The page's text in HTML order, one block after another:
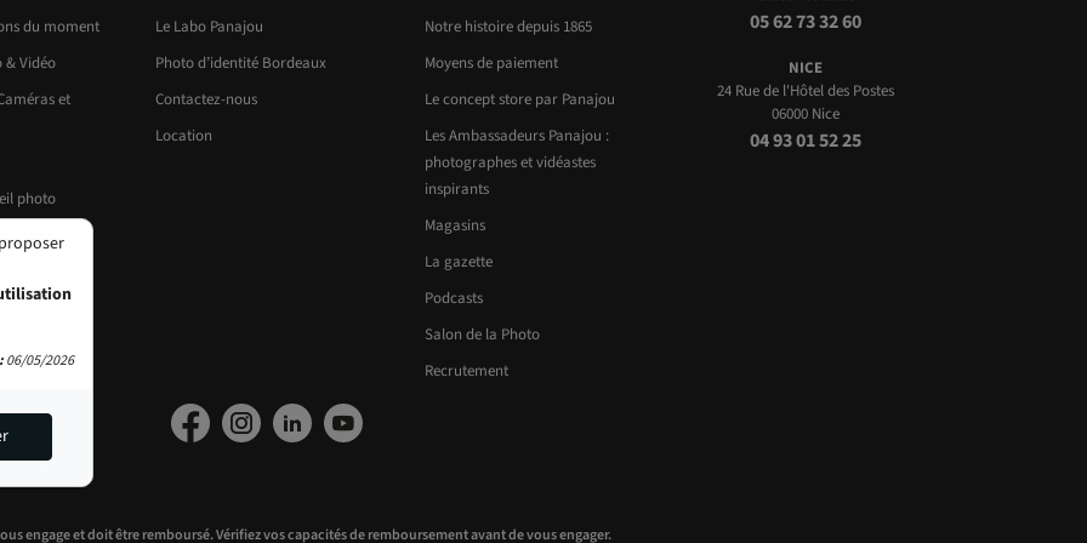
du moment
& Vidéo
et
photo
Le Labo Panajou
Photo d’identité Bordeaux
Contactez-nous
Location
Notre histoire depuis 1865
Moyens de paiement
Le concept store par Panajou
Les Ambassadeurs Panajou :
photographes et vidéastes
inspirants
Magasins
La gazette
Podcasts
Salon de la Photo
Recrutement
05 62 73 32 60
NICE
24 Rue de l'Hôtel des Postes
06000 Nice
04 93 01 52 25
engage et doit être remboursé. Vérifiez vos capacités de remboursement avant de vous engager.
06/05/2026